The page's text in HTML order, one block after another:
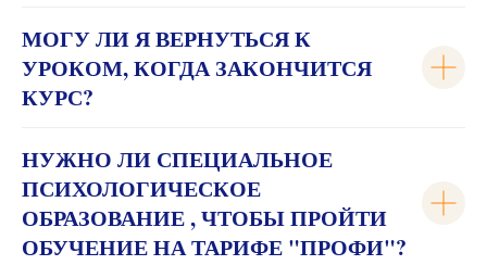
МОГУ ЛИ Я ВЕРНУТЬСЯ К
УРОКОМ, КОГДА ЗАКОНЧИТСЯ
КУРС?
НУЖНО ЛИ СПЕЦИАЛЬНОЕ
ПСИХОЛОГИЧЕСКОЕ
ОБРАЗОВАНИЕ , ЧТОБЫ ПРОЙТИ
ОБУЧЕНИЕ НА ТАРИФЕ "ПРОФИ"?